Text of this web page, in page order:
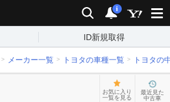
検索 通知
i
ID新規取得
メーカー一覧 トヨタの車種一覧 トヨタの
お気に入り
一覧を見る
最近見た
中古車